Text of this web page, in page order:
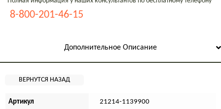
8-800-201-46-15
Дополнительное Описание
Артикул 21214-1139900